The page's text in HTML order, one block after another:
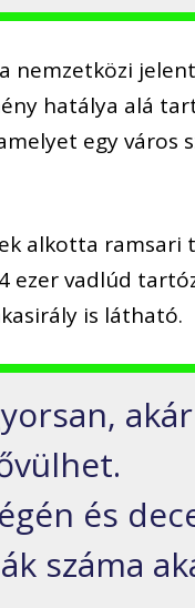
nemzetközi
hatálya alá
egy város
alkotta
ezer vadlúd
is látható.
és
száma